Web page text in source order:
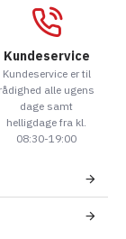
Kundeservice
Kundeservice er til
rådighed alle ugens
dage samt
helligdage fra kl.
08:30-19:00